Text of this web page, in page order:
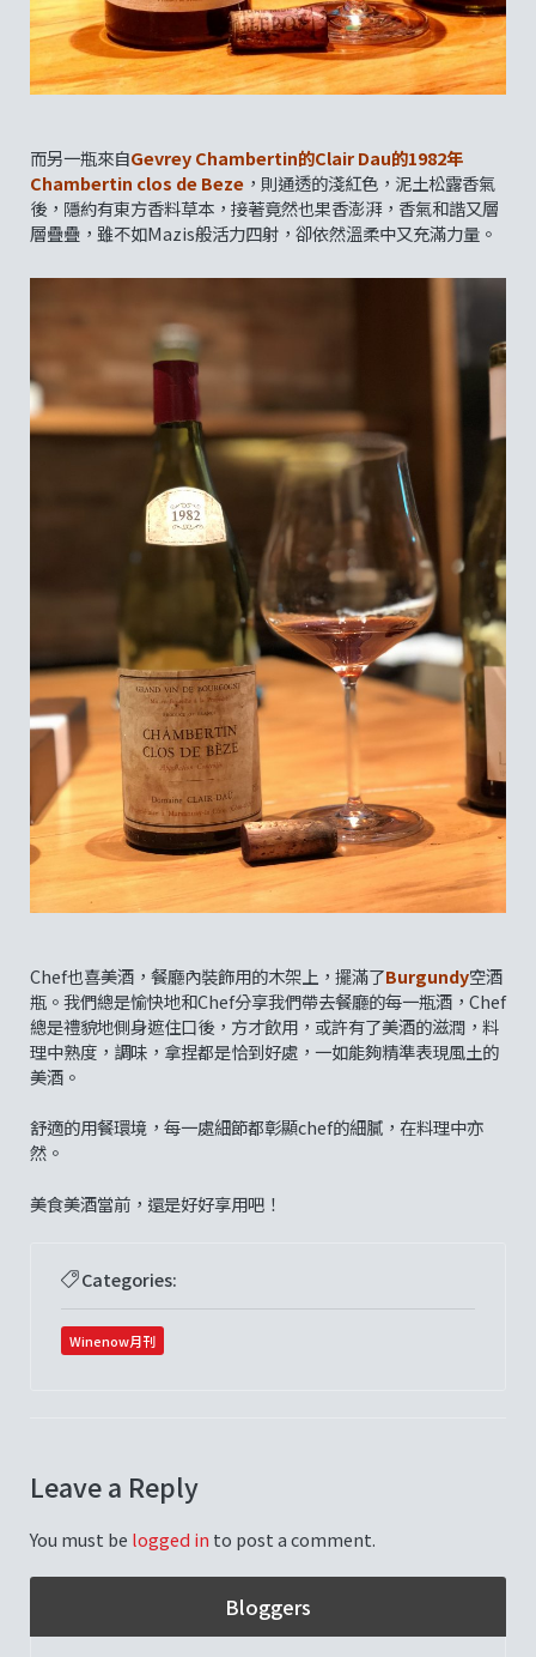
而另一瓶來自Gevrey Chambertin的Clair Dau的1982年
Chambertin clos de Beze ，則通透的淺紅色，泥土松露香氣
後，隱約有東方香料草本，接著竟然也果香澎湃，香氣和諧又層
層疊疊，雖不如Mazis般活力四射，卻依然溫柔中又充滿力量。
Chef也喜美酒，餐廳內裝飾用的木架上，擺滿了Burgundy空酒
瓶。我們總是愉快地和Chef分享我們帶去餐廳的每一瓶酒，Chef
總是禮貌地側身遮住口後，方才飲用，或許有了美酒的滋潤，料
理中熟度，調味，拿捏都是恰到好處，一如能夠精準表現風土的
美酒。
舒適的用餐環境，每一處細節都彰顯chef的細膩，在料理中亦
然。
美食美酒當前，還是好好享用吧！
Categories:
Winenow月刊
Leave a Reply
You must be logged in to post a comment.
Bloggers